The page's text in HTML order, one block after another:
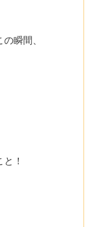
瞬間、
！